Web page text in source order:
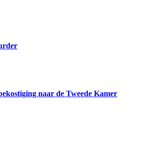
naar de Tweede Kamer